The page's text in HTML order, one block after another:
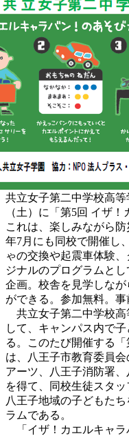
共立女子第二中学校高
（土）に「第5回 イザ
これは、楽しみながら
年7月にも同校で開催し
ゃの交換や起震車体験
ジナルのプログラムと
企画。校舎を見学しな
ができる。参加無料。事
共立女子第二中学校高
して、キャンパス内で
る。このたび開催する「
は、八王子市教育委員
アーツ、八王子消防署
を得て、同校生徒スタ
八王子地域の子どもた
ラムである。
「イザ！カエルキャラ